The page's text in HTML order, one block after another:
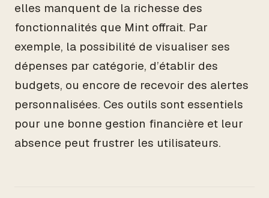
elles manquent de la richesse des
fonctionnalités que Mint offrait. Par
exemple, la possibilité de visualiser ses
dépenses par catégorie, d’établir des
budgets, ou encore de recevoir des alertes
personnalisées. Ces outils sont essentiels
pour une bonne gestion financière et leur
absence peut frustrer les utilisateurs.